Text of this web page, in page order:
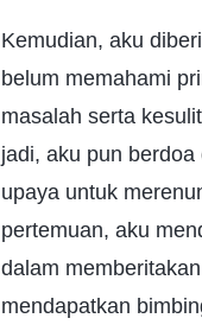
Kemudian, aku
belum memahami
masalah serta
jadi, aku pun
upaya untuk
pertemuan, aku
dalam
mendapatkan